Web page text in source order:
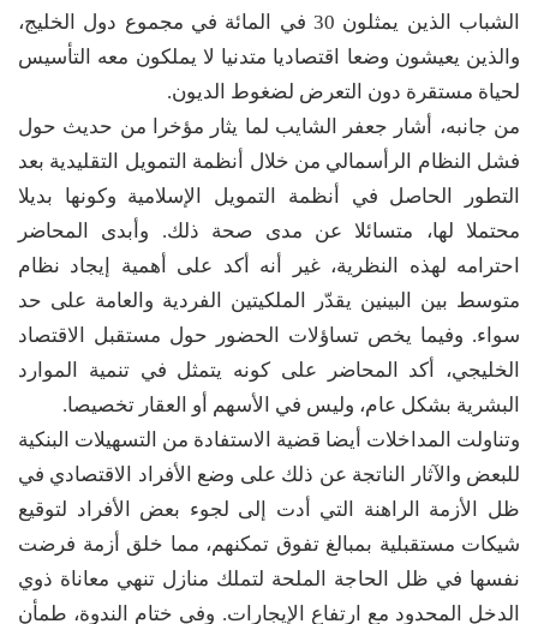
الشباب الذين يمثلون 30 في المائة في مجموع دول الخليج،
والذين يعيشون وضعا اقتصاديا متدنيا لا يملكون معه التأسيس
لحياة مستقرة دون التعرض لضغوط الديون.
من جانبه، أشار جعفر الشايب لما يثار مؤخرا من حديث حول
فشل النظام الرأسمالي من خلال أنظمة التمويل التقليدية بعد
التطور الحاصل في أنظمة التمويل الإسلامية وكونها بديلا
محتملا لها، متسائلا عن مدى صحة ذلك. وأبدى المحاضر
احترامه لهذه النظرية، غير أنه أكد على أهمية إيجاد نظام
متوسط بين البينين يقدّر الملكيتين الفردية والعامة على حد
سواء. وفيما يخص تساؤلات الحضور حول مستقبل الاقتصاد
الخليجي، أكد المحاضر على كونه يتمثل في تنمية الموارد
البشرية بشكل عام، وليس في الأسهم أو العقار تخصيصا.
وتناولت المداخلات أيضا قضية الاستفادة من التسهيلات البنكية
للبعض والآثار الناتجة عن ذلك على وضع الأفراد الاقتصادي في
ظل الأزمة الراهنة التي أدت إلى لجوء بعض الأفراد لتوقيع
شيكات مستقبلية بمبالغ تفوق تمكنهم، مما خلق أزمة فرضت
نفسها في ظل الحاجة الملحة لتملك منازل تنهي معاناة ذوي
الدخل المحدود مع ارتفاع الإيجارات. وفي ختام الندوة، طمأن